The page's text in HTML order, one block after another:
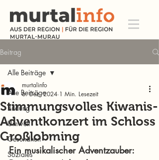
Beitrag
Alle Beiträge
Bildung
Umwelt
Gesundheit
Soziales
Alle Beiträge
Stimmungsvolles Kiwanis-
Adventkonzert im Schloss
Großlobming
murtalinfo
6. Dez. 2024 1 Min. Lesezeit
Ein musikalischer Adventzauber: